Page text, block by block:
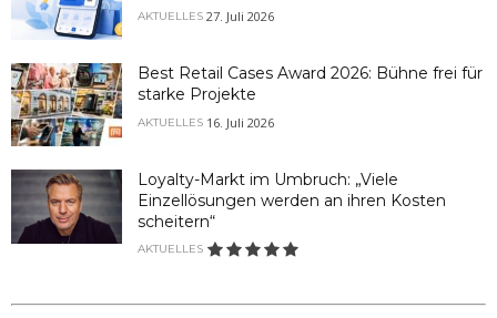
AKTUELLES 27. Juli 2026
Best Retail Cases Award 2026: Bühne frei für
starke Projekte
AKTUELLES 16. Juli 2026
Loyalty-Markt im Umbruch: „Viele
Einzellösungen werden an ihren Kosten
scheitern“
AKTUELLES